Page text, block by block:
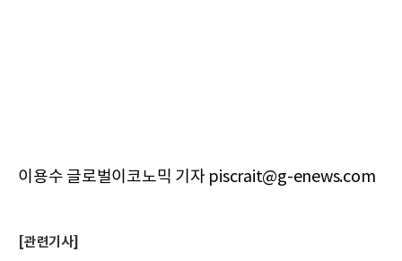
이용수 글로벌이코노믹 기자 piscrait@g-enews.com
[관련기사]